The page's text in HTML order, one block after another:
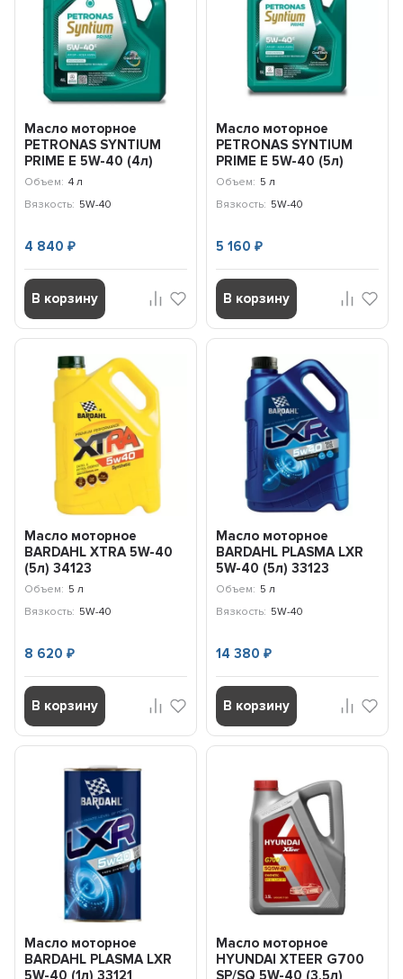
Масло моторное
PETRONAS SYNTIUM
PRIME E 5W-40 (4л)
71243K1YEU
Объем: 4 л
Вязкость: 5W-40
4 840₽
В корзину
Масло моторное
PETRONAS SYNTIUM
PRIME E 5W-40 (5л)
71243M12EU
Объем: 5 л
Вязкость: 5W-40
5 160 ₽
В корзину
Масло моторное
BARDAHL ХTRA 5W-40
(5л) 34123
Объем: 5 л
Вязкость: 5W-40
8 620₽
В корзину
Масло моторное
BARDAHL PLASMA LXR
5W-40 (5л) 33123
Объем: 5 л
Вязкость: 5W-40
14 380 ₽
В корзину
Масло моторное
BARDAHL PLASMA LXR
5W-40 (1л) 33121
Масло моторное
HYUNDAI XTEER G700
SP/SQ 5W-40 (3,5л)